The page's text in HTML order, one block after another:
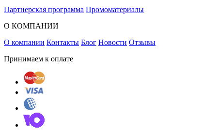
Партнерская программа Промоматериалы
О КОМПАНИИ
О компании Контакты Блог Новости Отзывы
Принимаем к оплате